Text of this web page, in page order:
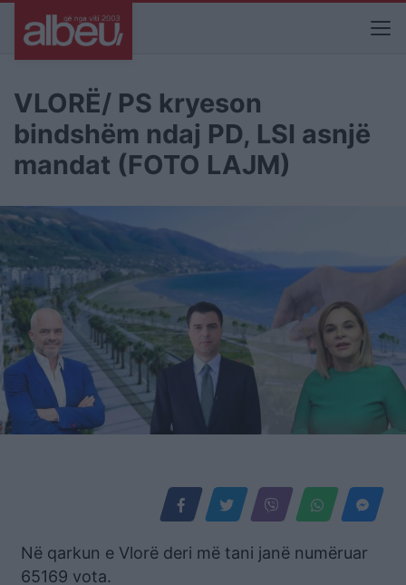
VLORË/ PS kryeson
bindshëm ndaj PD, LSI asnjë
mandat (FOTO LAJM)
Në qarkun e Vlorë deri më tani janë numëruar
65169 vota.